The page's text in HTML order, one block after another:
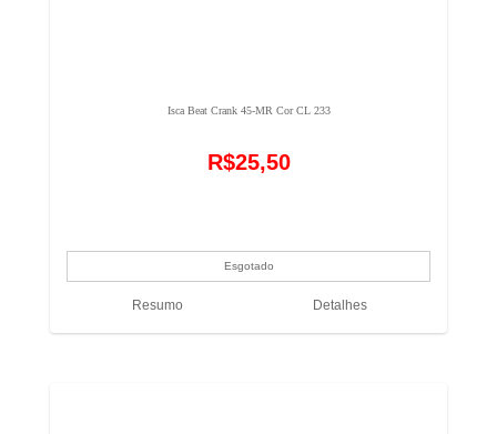
Isca Beat Crank 45-MR Cor CL 233
R$25,50
Resumo Detalhes